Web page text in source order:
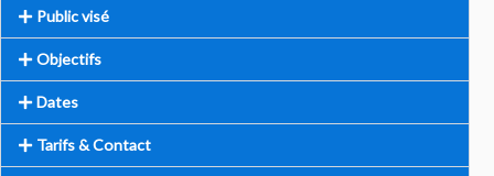
Public visé
Objectifs
Dates
Tarifs & Contact